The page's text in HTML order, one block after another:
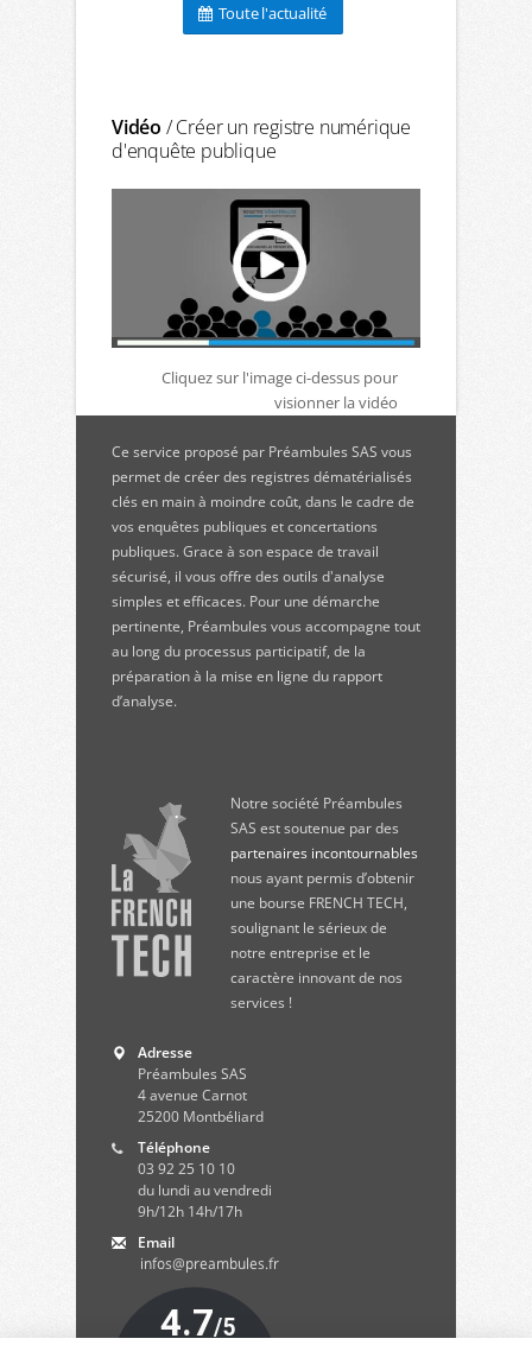
Toute l'actualité
Vidéo / Créer un registre numérique
d'enquête publique
Cliquez sur l'image ci-dessus pour
visionner la vidéo
Ce service proposé par Préambules SAS vous
permet de créer des registres dématérialisés
clés en main à moindre coût, dans le cadre de
vos enquêtes publiques et concertations
publiques. Grace à son espace de travail
sécurisé, il vous offre des outils d'analyse
simples et efficaces. Pour une démarche
pertinente, Préambules vous accompagne tout
au long du processus participatif, de la
préparation à la mise en ligne du rapport
d’analyse.
Notre société Préambules
SAS est soutenue par des
partenaires incontournables
nous ayant permis d’obtenir
une bourse FRENCH TECH,
soulignant le sérieux de
notre entreprise et le
caractère innovant de nos
services !
Adresse
Préambules SAS
4 avenue Carnot
25200 Montbéliard
Téléphone
03 92 25 10 10
du lundi au vendredi
9h/12h 14h/17h
Email